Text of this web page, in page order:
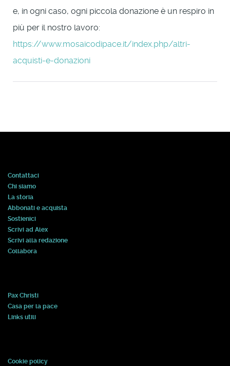
e, in ogni caso, ogni piccola donazione è un respiro in
più per il nostro lavoro:
https://www.mosaicodipace.it/index.php/altri-
acquisti-e-donazioni
Contattaci
Chi siamo
La storia
Abbonati e acquista
Sostienici
Scrivi ad Alex
Scrivi alla redazione
Collabora
Pax Christi
Casa per la pace
Links utili
Cookie policy